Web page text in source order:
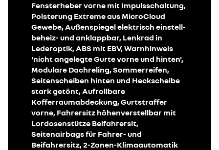
Fensterheber vorne mit Impulsschaltung,
Polsterung Extreme aus MicroCloud
Gewebe, Außenspiegel elektrisch einstell-
beheiz- und anklappbar, Lenkrad in
Lederoptik, ABS mit EBV, Warnhinweis
'nicht angelegte Gurte vorne und hinten',
Modulare Dachreling, Sommerreifen,
Seitenscheiben hinten und Heckscheibe
stark getönt, Aufrollbare
Kofferraumabdeckung, Gurtstraffer
vorne, Fahrersitz höhenverstellbar mit
Lordosenstütze Beifahrersit,
Seitenairbags für Fahrer- und
Beifahrersitz, 2-Zonen-Klimaautomatik